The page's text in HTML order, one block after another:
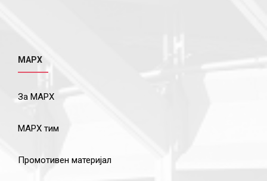
МАРХ
За МАРХ
МАРХ тим
Промотивен материјал